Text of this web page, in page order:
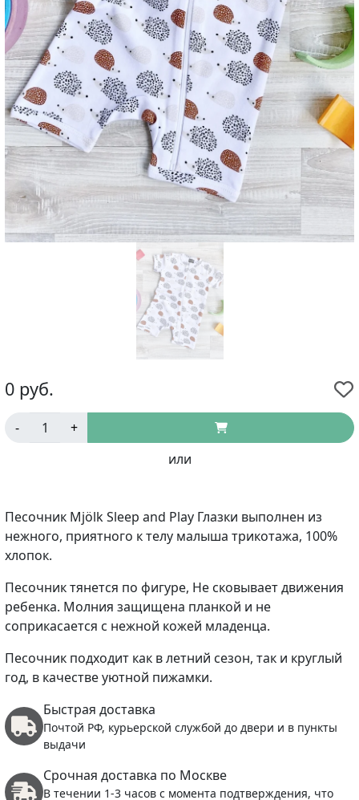
0 руб.
-
+
или
Песочник Mjölk Sleep and Play Глазки выполнен из
нежного, приятного к телу малыша трикотажа, 100%
хлопок.
Песочник тянется по фигуре, Не сковывает движения
ребенка. Молния защищена планкой и не
соприкасается с нежной кожей младенца.
Песочник подходит как в летний сезон, так и круглый
год, в качестве уютной пижамки.
Быстрая доставка
Почтой РФ, курьерской службой до двери и в пункты
выдачи
Срочная доставка по Москве
В течении 1-3 часов с момента подтверждения, что